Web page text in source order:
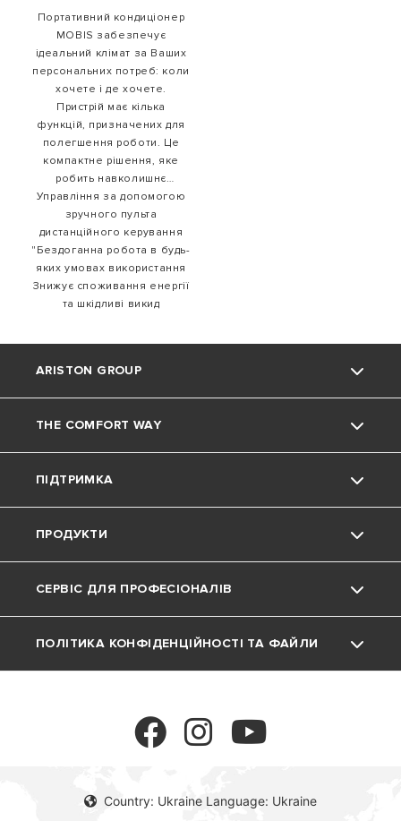
Портативний кондиціонер
MOBIS забезпечує
ідеальний клімат за Ваших
персональних потреб: коли
хочете і де хочете.
Пристрій має кілька
функцій, призначених для
полегшення роботи. Це
компактне рішення, яке
робить навколишнє
середовище комфортнішим,
а також здоровішим
Управління за допомогою
зручного пульта
дистанційного керування
"Бездоганна робота в будь-
яких умовах використання
Знижує споживання енергії
та шкідливі викид
Country: Ukraine Language: Ukraine
ARISTON GROUP
Про нас
Група
Кар'єра
Фінансова звітність
THE COMFORT WAY
Навколишнє середовище
ПІДТРИМКА
Підтримка
Матеріали для завантаження
FAQ
ПРОДУКТИ
Газові котли
Водонагрівачі
СЕРВІС ДЛЯ ПРОФЕСІОНАЛІВ
Програма MyAriston
ПОЛІТИКА КОНФІДЕНЦІЙНОСТІ ТА ФАЙЛИ